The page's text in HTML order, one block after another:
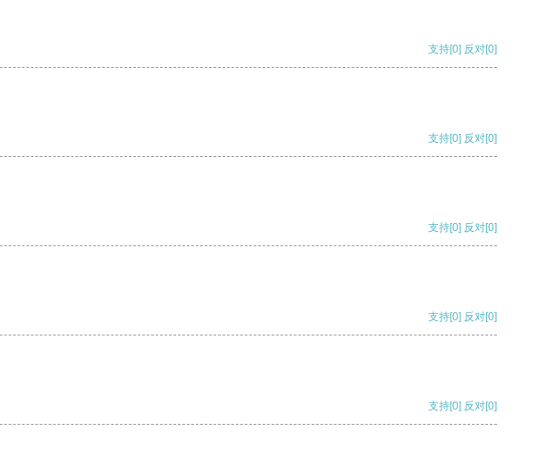
支持[0] 反对[0]
支持[0] 反对[0]
支持[0] 反对[0]
支持[0] 反对[0]
支持[0] 反对[0]